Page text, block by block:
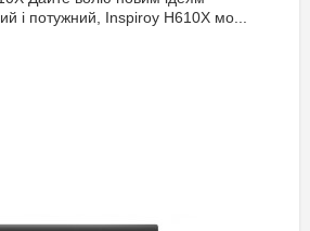
і потужний, Inspiroy H610X мо...